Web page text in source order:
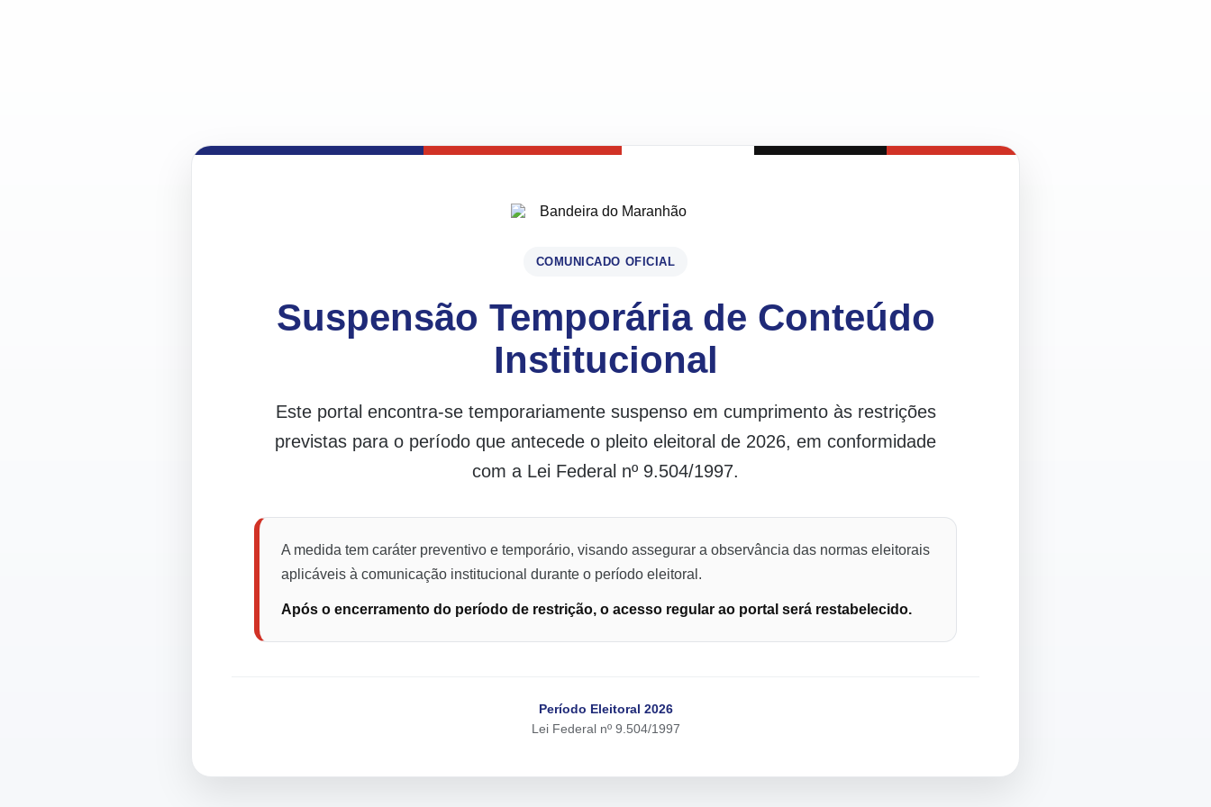
COMUNICADO OFICIAL
Suspensão Temporária de Conteúdo
Institucional
Este portal encontra-se temporariamente suspenso em cumprimento às restrições
previstas para o período que antecede o pleito eleitoral de 2026, em conformidade
com a Lei Federal nº 9.504/1997.
A medida tem caráter preventivo e temporário, visando assegurar a observância das normas eleitorais
aplicáveis à comunicação institucional durante o período eleitoral.
Após o encerramento do período de restrição, o acesso regular ao portal será restabelecido.
Período Eleitoral 2026
Lei Federal nº 9.504/1997